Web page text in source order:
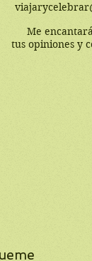
Me
tus opiniones y